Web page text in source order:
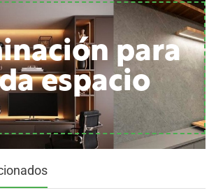
para
espacio